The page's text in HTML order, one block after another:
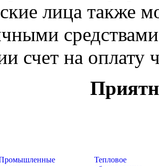
лица также
счет на оплату
Тепловое